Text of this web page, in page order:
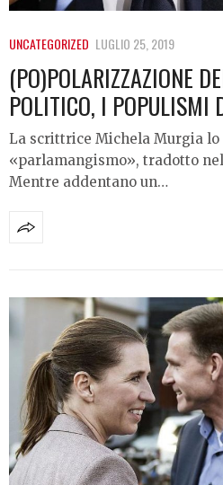
UNCATEGORIZED LUGLIO 25, 2019
(PO)POLARIZZAZIONE
POLITICO, I POPULISMI
La scrittrice Michela Murgia lo
«parlamangismo», tradotto
Mentre addentano un…